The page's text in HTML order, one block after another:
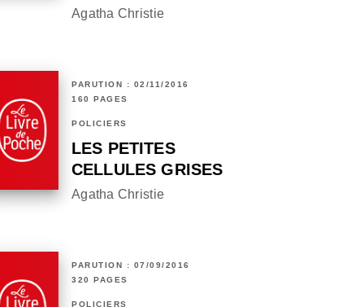
Agatha Christie
PARUTION : 02/11/2016
160 PAGES
POLICIERS
LES PETITES
CELLULES GRISES
Agatha Christie
PARUTION : 07/09/2016
320 PAGES
POLICIERS